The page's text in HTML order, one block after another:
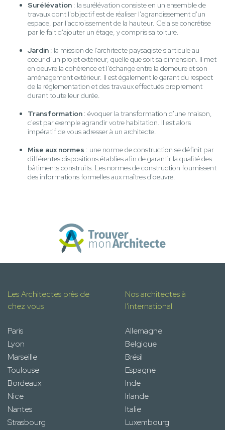
Surélévation : la surélévation consiste en un ensemble de
travaux dont l'objectif est de réaliser l'agrandissement d'un
espace, par l'accroissement de la hauteur. Cela se concrétise
par le fait d'ajouter un étage, y compris sa toiture.
Jardin : la mission de l’architecte paysagiste s'articule au
cœur d’un projet extérieur, quelle que soit sa dimension. Il met
en oeuvre la cohérence et l'échange entre la demeure et son
aménagement extérieur. Il est également le garant du respect
de la réglementation et des travaux effectués proprement
durant toute leur durée.
Transformation : évoquer la transformation d'une maison,
c'est par exemple agrandir votre habitation. Il est alors
impératif de vous adresser à un architecte.
Mise aux normes : une norme de construction se définit par
différentes dispositions établies afin de garantir la qualité des
bâtiments construits. Les normes de construction fournissent
des informations formelles aux maîtres d'oeuvre.
Les Architectes près de
chez vous
Paris
Lyon
Marseille
Toulouse
Bordeaux
Nice
Nantes
Strasbourg
Nos architectes à
l'international
Allemagne
Belgique
Brésil
Espagne
Inde
Irlande
Italie
Luxembourg